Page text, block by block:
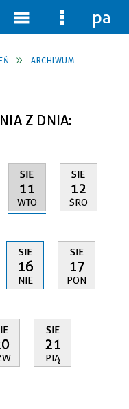
ARCHIWUM
Z DNIA:
SIE
11
WTO
SIE
12
ŚRO
SIE
16
NIE
SIE
17
PON
SIE
21
PIĄ
Menu
główne
Menu